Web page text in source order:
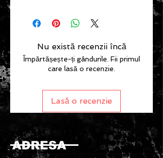
Nu există recenzii încă
Împărtășește-ți gândurile. Fii primul
care lasă o recenzie.
Lasă o recenzie
ADRESA